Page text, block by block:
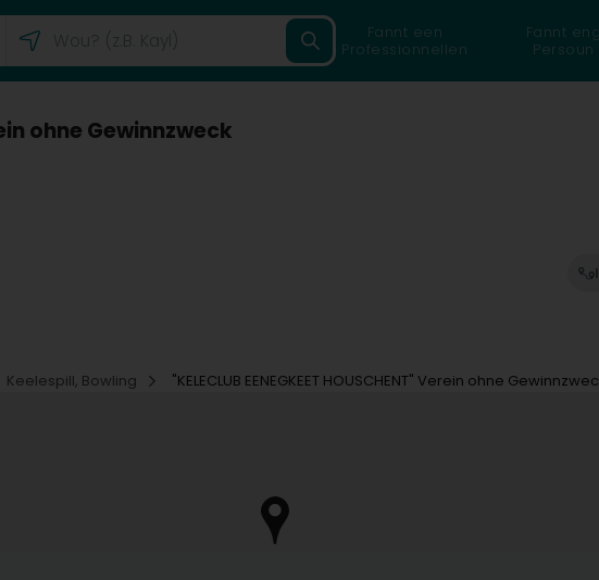
Fannt een
Professionnellen
Fannt eng
Persoun
ohne Gewinnzweck
Keelespill, Bowling "KELECLUB EENEGKEET HOUSCHENT" Verein ohne